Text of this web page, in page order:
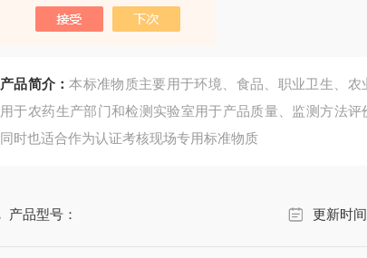
L1mL
产品简介：本标准物质主要用于环境、食品、职业卫生、
用于农药生产部门和检测实验室用于产品质量、监测方法评
同时也适合作为认证考核现场专用标准物质
产品型号： 更新时间